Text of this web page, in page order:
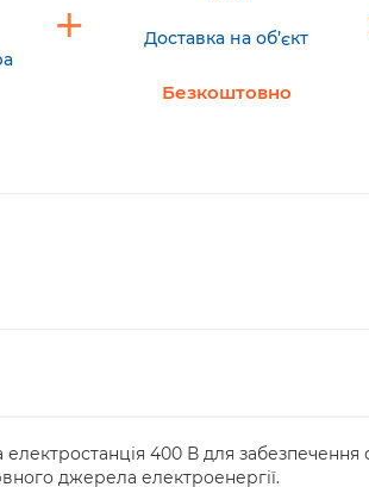
Доставка на об’єкт
Безкоштовно
400 В для забезпечення
джерела електроенергії.